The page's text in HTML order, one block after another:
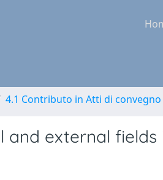
4.1 Contributo in Atti di convegno
external fields